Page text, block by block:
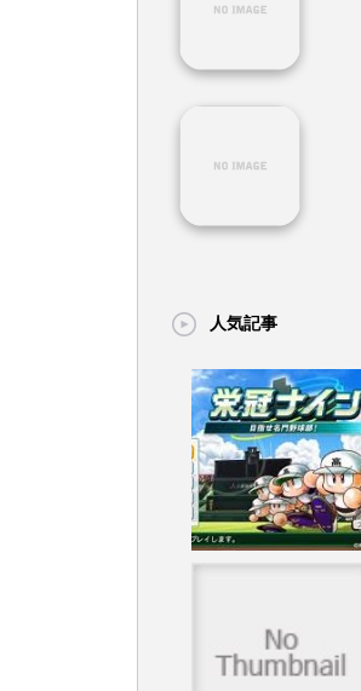
人気記事